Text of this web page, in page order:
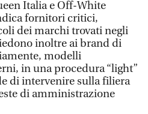
Italia e Off-White
fornitori critici,
dei marchi trovati negli
inoltre ai brand di
modelli
in una procedura “light”
di intervenire sulla filiera
di amministrazione